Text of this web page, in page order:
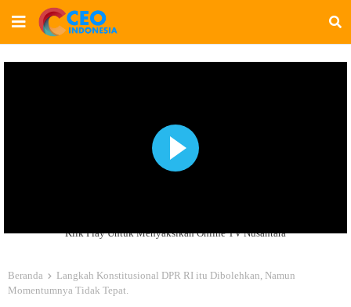
Klik Play Untuk Menyaksikan Online TV Nusantara
Beranda
Langkah Konstitusional DPR RI itu Dibolehkan, Namun
Momentumnya Tidak Tepat.